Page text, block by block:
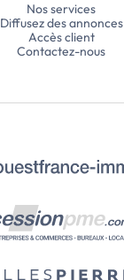
Nos services
Diffusez des annonces
Accès client
Contactez-nous